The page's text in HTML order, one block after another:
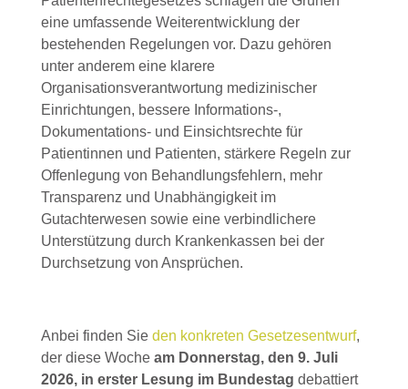
eine umfassende Weiterentwicklung der
bestehenden Regelungen vor. Dazu gehören
unter anderem eine klarere
Organisationsverantwortung medizinischer
Einrichtungen, bessere Informations-,
Dokumentations- und Einsichtsrechte für
Patientinnen und Patienten, stärkere Regeln zur
Offenlegung von Behandlungsfehlern, mehr
Transparenz und Unabhängigkeit im
Gutachterwesen sowie eine verbindlichere
Unterstützung durch Krankenkassen bei der
Durchsetzung von Ansprüchen.
Anbei finden Sie den konkreten Gesetzesentwurf,
der diese Woche am Donnerstag, den 9. Juli
2026, in erster Lesung im Bundestag debattiert